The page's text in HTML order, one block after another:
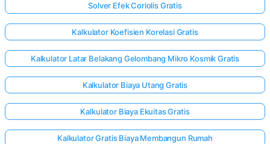
Solver Efek Coriolis Gratis
Kalkulator Koefisien Korelasi Gratis
Kalkulator Latar Belakang Gelombang Mikro Kosmik Gratis
Kalkulator Biaya Utang Gratis
Kalkulator Biaya Ekuitas Gratis
Kalkulator Gratis Biaya Membangun Rumah